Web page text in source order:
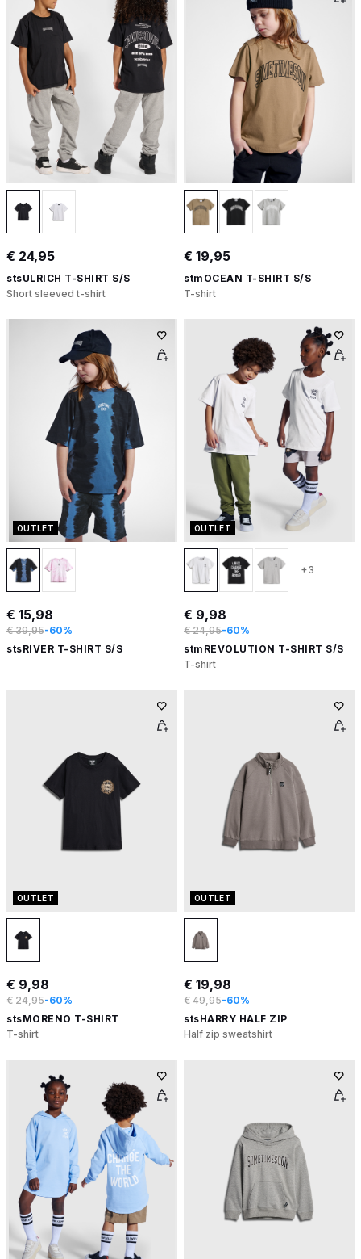
€ 24,95
stsULRICH T-SHIRT S/S
Short sleeved t-shirt
€ 19,95
stmOCEAN T-SHIRT S/S
T-shirt
OUTLET
€ 15,98
€ 39,95-60%
stsRIVER T-SHIRT S/S
OUTLET
+3
€ 9,98
€ 24,95-60%
stmREVOLUTION T-SHIRT S/S
T-shirt
OUTLET
€ 9,98
€ 24,95-60%
stsMORENO T-SHIRT
T-shirt
OUTLET
€ 19,98
€ 49,95-60%
stsHARRY HALF ZIP
Half zip sweatshirt